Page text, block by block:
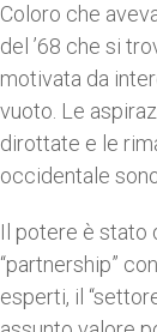
Coloro che
del ’68 che si
motivata da
vuoto. Le
dirottate e le
occidentale
Il potere è stato
“partnership”
esperti, il